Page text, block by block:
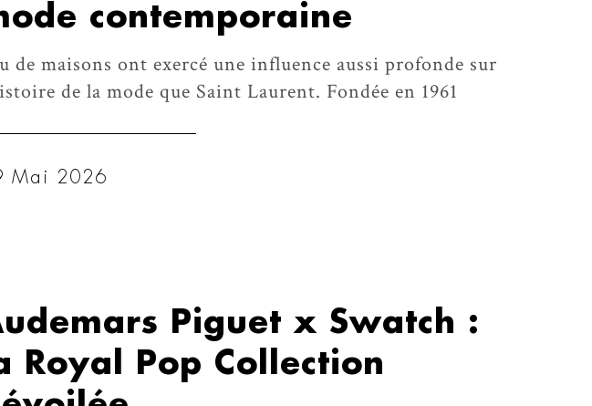
contemporaine
de maisons ont exercé une influence aussi profonde sur
de la mode que Saint Laurent. Fondée en 1961
Mai 2026
Piguet x Swatch :
Royal Pop Collection